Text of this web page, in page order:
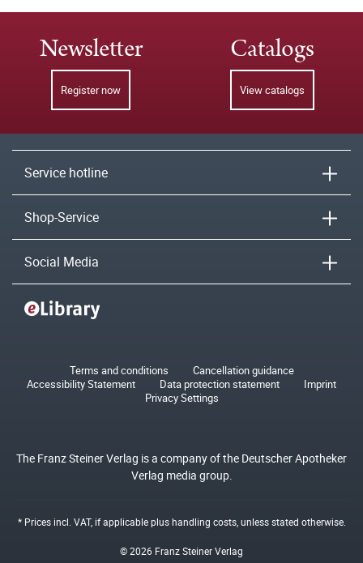
Newsletter
Register now
Catalogs
View catalogs
Service hotline
Shop-Service
Social Media
Terms and conditions
Cancellation guidance
Accessibility Statement
Data protection statement
Imprint
Privacy Settings
The Franz Steiner Verlag is a company of the Deutscher Apotheker
Verlag media group.
* Prices incl. VAT, if applicable plushandling costs, unless stated otherwise.
© 2026 Franz Steiner Verlag